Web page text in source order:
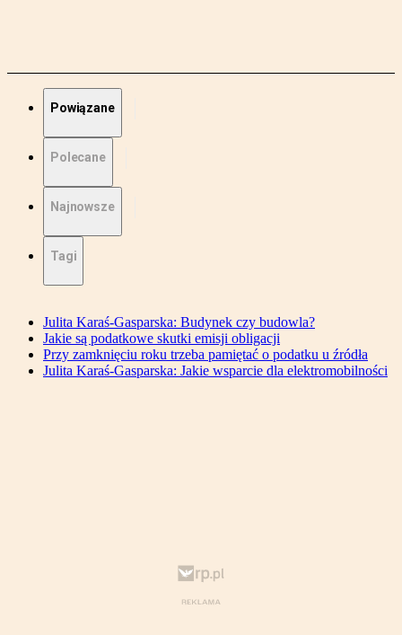
Powiązane
Polecane
Najnowsze
Tagi
Julita Karaś-Gasparska: Budynek czy budowla?
Jakie są podatkowe skutki emisji obligacji
Przy zamknięciu roku trzeba pamiętać o podatku u źródła
Julita Karaś-Gasparska: Jakie wsparcie dla elektromobilności